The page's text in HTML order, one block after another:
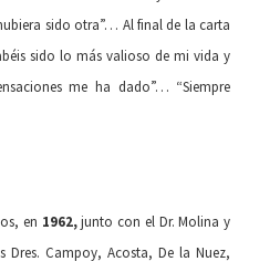
sido otra”… Al final de la carta
sido lo más valioso de mi vida y
me ha dado”… “Siempre
en 1962,junto con el Dr. Molina y
Campoy, Acosta, De la Nuez,